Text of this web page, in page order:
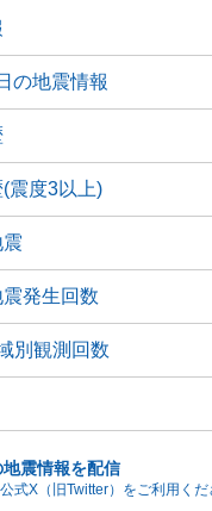
の地震情報
震度3以上)
発生回数
別観測回数
震情報を配信
式X（旧Twitter）をご利用くだ